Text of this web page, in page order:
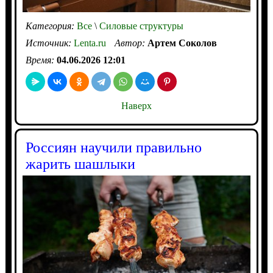
Категория: Все\Силовые структуры
Источник: Lenta.ru Автор: Артем Соколов
Время: 04.06.2026 12:01
Наверх
Россиян научили правильно
жарить шашлыки